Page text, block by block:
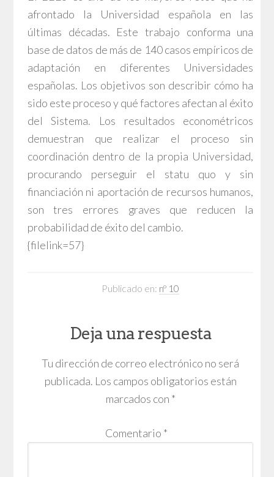
afrontado la Universidad española en las
últimas décadas. Este trabajo conforma una
base de datos de más de 140 casos empíricos de
adaptación en diferentes Universidades
españolas. Los objetivos son describir cómo ha
sido este proceso y qué factores afectan al éxito
del Sistema. Los resultados econométricos
demuestran que realizar el proceso sin
coordinación dentro de la propia Universidad,
procurando perseguir el statu quo y sin
financiación ni aportación de recursos humanos,
son tres errores graves que reducen la
probabilidad de éxito del cambio.
{filelink=57}
Publicado en: nº 10
Deja una respuesta
Tu dirección de correo electrónico no será
publicada. Los campos obligatorios están
marcados con *
Comentario *